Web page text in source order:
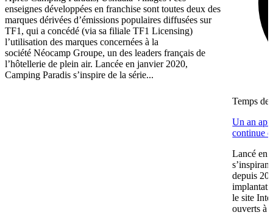
enseignes développées en franchise sont toutes deux des
marques dérivées d’émissions populaires diffusées sur
TF1, qui a concédé (via sa filiale TF1 Licensing)
l’utilisation des marques concernées à la
société Néocamp Groupe, un des leaders français de
l’hôtellerie de plein air. Lancée en janvier 2020,
Camping Paradis s’inspire de la série...
Temps de
Un an
continue
Lancé en
depuis
le site
ouverts à